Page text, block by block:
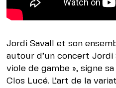
Jordi Savall et son
autour d’un concert Jordi
viole de gambe », signe
Clos Lucé. L’art de la